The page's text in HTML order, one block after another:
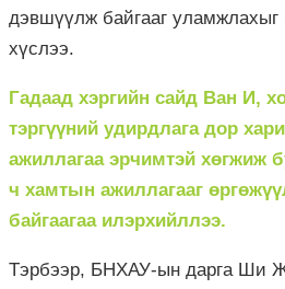
дэвшүүлж байгааг
хүслээ.
Гадаад хэргийн сайд Ван И,
тэргүүний удирдлага дор
ажиллагаа эрчимтэй хөгжиж
ч хамтын ажиллагааг
байгаагаа илэрхийллээ.
Тэрбээр, БНХАУ-ын дарга Ши